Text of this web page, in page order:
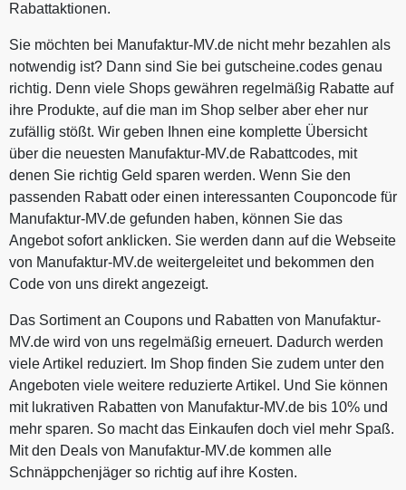
Rabattaktionen.
Sie möchten bei Manufaktur-MV.de nicht mehr bezahlen als
notwendig ist? Dann sind Sie bei gutscheine.codes genau
richtig. Denn viele Shops gewähren regelmäßig Rabatte auf
ihre Produkte, auf die man im Shop selber aber eher nur
zufällig stößt. Wir geben Ihnen eine komplette Übersicht
über die neuesten Manufaktur-MV.de Rabattcodes, mit
denen Sie richtig Geld sparen werden. Wenn Sie den
passenden Rabatt oder einen interessanten Couponcode für
Manufaktur-MV.de gefunden haben, können Sie das
Angebot sofort anklicken. Sie werden dann auf die Webseite
von Manufaktur-MV.de weitergeleitet und bekommen den
Code von uns direkt angezeigt.
Das Sortiment an Coupons und Rabatten von Manufaktur-
MV.de wird von uns regelmäßig erneuert. Dadurch werden
viele Artikel reduziert. Im Shop finden Sie zudem unter den
Angeboten viele weitere reduzierte Artikel. Und Sie können
mit lukrativen Rabatten von Manufaktur-MV.de bis 10% und
mehr sparen. So macht das Einkaufen doch viel mehr Spaß.
Mit den Deals von Manufaktur-MV.de kommen alle
Schnäppchenjäger so richtig auf ihre Kosten.